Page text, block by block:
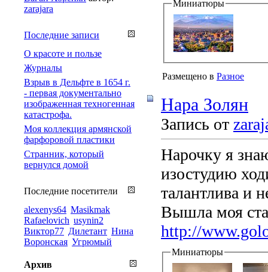
Миниатюры
Размещено в Разное
Нара Золян
Запись от
Нарочку я
изостудию
талантлива и
Вышла моя
http://
Миниатюры
zarajara
Последние записи
О красоте и пользе
Журналы
Взрыв в Дельфте в 1654 г.
- первая документально
изображенная техногенная
катастрофа.
Моя коллекция армянской
фарфоровой пластики
Странник, который
вернулся домой
Последние посетители
alexenys64 Masikmak
Rafaelovich usynin2
Виктор77 Дилетант Нина
Воронская Угрюмый
Архив